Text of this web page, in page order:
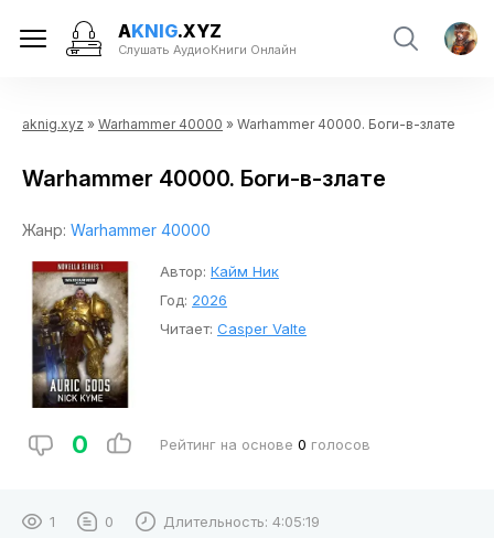
AKNIG.XYZ
Слушать АудиоКниги Онлайн
aknig.xyz » Warhammer 40000 » Warhammer 40000. Боги-в-злате
Warhammer 40000. Боги-в-злате
Жанр: Warhammer 40000
Автор: Кайм Ник
Год: 2026
Читает: Casper Valte
0 Рейтинг на основе 0 голосов
1 0 Длительность: 4:05:19